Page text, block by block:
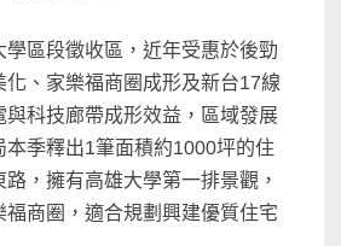
學區段徵收區，近年受惠於後勁
化、家樂福商圈成形及新台17線
與科技廊帶成形效益，區域發展
本季釋出1筆面積約1000坪的住
，擁有高雄大學第一排景觀，
福商圈，適合規劃興建優質住宅